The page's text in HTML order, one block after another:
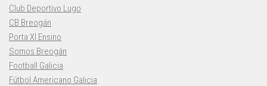
Club Deportivo Lugo
CB Breogán
Porta XI Ensino
Somos Breogán
Football Galicia
Fútbol Americano Galicia